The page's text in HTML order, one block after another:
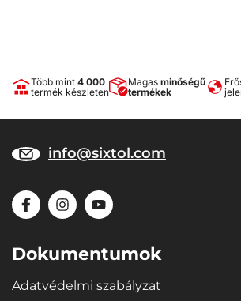
Több mint 4 000
termék készleten
Magas minőségű
termékek
info@sixtol.com
Dokumentumok
Adatvédelmi szabályzat